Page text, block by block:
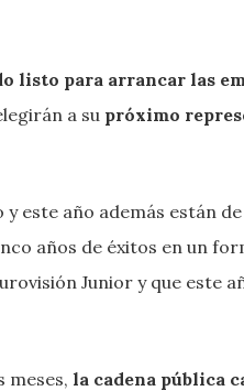
listo para arrancar las
a su próximo
este año además están
años de éxitos en un
Junior y que este
meses, la cadena pública